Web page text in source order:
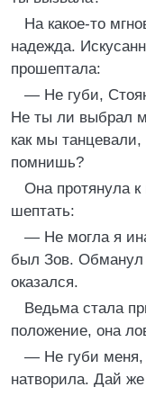
На какое-то
надежда.
прошептала:
— Не губи,
Не ты ли выбрал
как мы
помнишь?
Она протянула
шептать:
— Не могла я
был Зов. Обманул
оказался.
Ведьма стала
положение, она
— Не губи меня,
натворила. Дай